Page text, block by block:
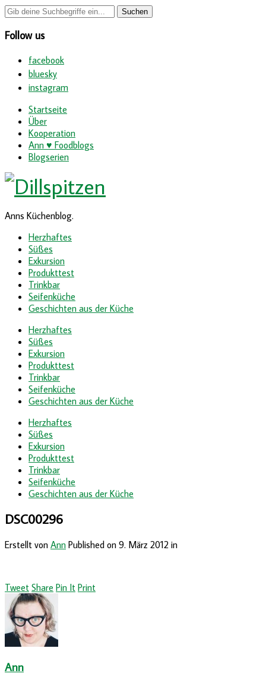
Follow us
facebook
bluesky
instagram
Startseite
Über
Kooperation
Ann ♥ Foodblogs
Blogserien
Anns Küchenblog.
Herzhaftes
Süßes
Exkursion
Produkttest
Trinkbar
Seifenküche
Geschichten aus der Küche
Herzhaftes
Süßes
Exkursion
Produkttest
Trinkbar
Seifenküche
Geschichten aus der Küche
Herzhaftes
Süßes
Exkursion
Produkttest
Trinkbar
Seifenküche
Geschichten aus der Küche
DSC00296
Erstellt von Ann Published on 9. März 2012 in
Tweet Share Pin It Print
Ann